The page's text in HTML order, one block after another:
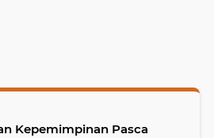
Kepemimpinan Pasca